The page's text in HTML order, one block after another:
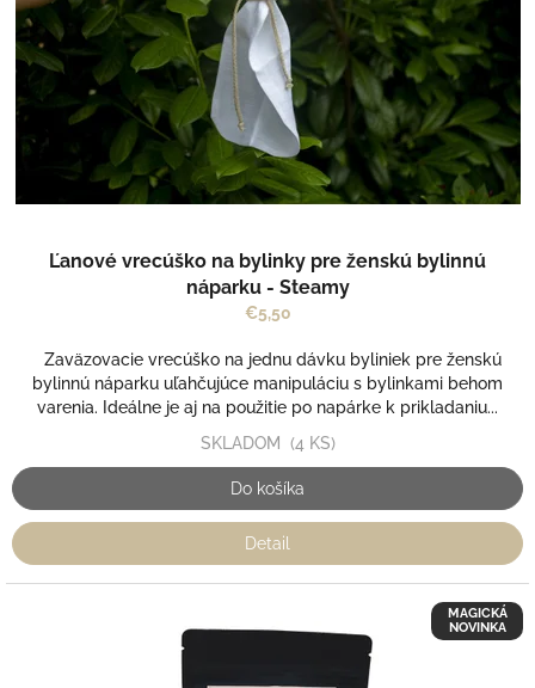
o
d
k
Ľanové vrecúško na bylinky pre ženskú bylinnú
náparku - Steamy
€5,50
Zaväzovacie vrecúško na jednu dávku byliniek pre ženskú
bylinnú náparku uľahčujúce manipuláciu s bylinkami behom
varenia. Ideálne je aj na použitie po napárke k prikladaniu...
SKLADOM (4 KS)
Do košíka
Detail
MAGICKÁ
NOVINKA